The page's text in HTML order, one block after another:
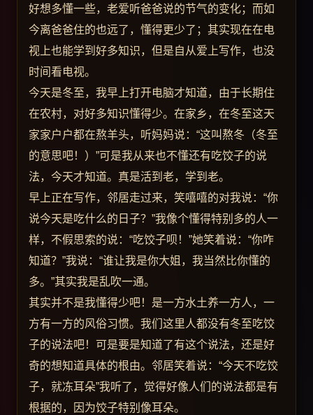
好想多懂一些，老爱听爸爸说的节气的变化；而如
今离爸爸住的也远了，懂得更少了；其实现在在电
视上也能学到好多知识，但是自从爱上写作，也没
时间看电视。
今天是冬至，我早上打开电脑才知道，由于长期住
在农村，对好多知识懂得少。在家乡，在冬至这天
家家户户都在熬羊头，听妈妈说：“这叫熬冬（冬至
的意思吧！）”可是我从来也不懂还有吃饺子的说
法，今天才知道。真是活到老，学到老。
早上正在写作，邻居走过来，笑嘻嘻的对我说：“你
说今天是吃什么的日子？”我像个懂得特别多的人一
样，不假思索的说：“吃饺子呗！”她笑着说：“你咋
知道？”我说：“谁让我是你大姐，我当然比你懂的
多。”其实我是乱吹一通。
其实并不是我懂得少吧！是一方水土养一方人，一
方有一方的风俗习惯。我们这里人都没有冬至吃饺
子的说法吧！可是要是知道了有这个说法，还是好
奇的想知道具体的根由。邻居笑着说：“今天不吃饺
子，就冻耳朵”我听了，觉得好像人们的说法都是有
根据的，因为饺子特别像耳朵。